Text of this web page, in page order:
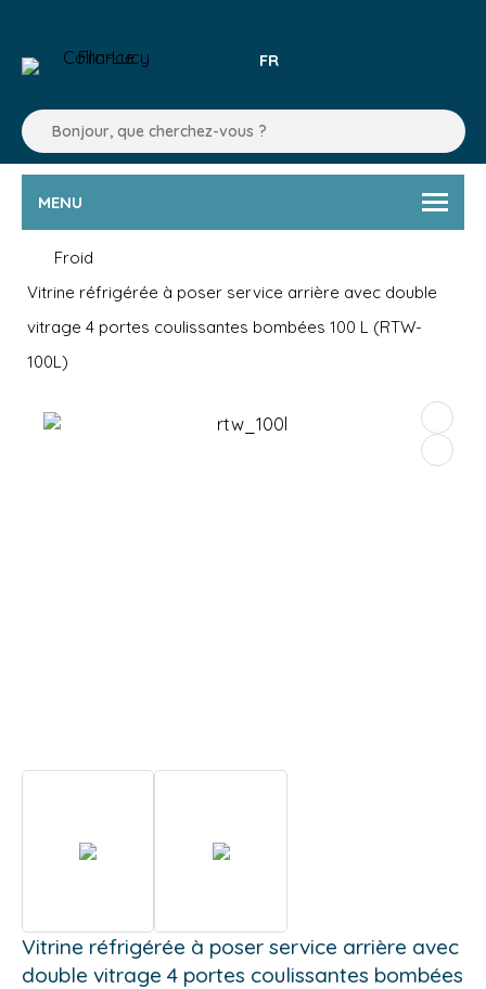
FR
MENU
Froid
Vitrine réfrigérée à poser service arrière avec double
vitrage 4 portes coulissantes bombées 100 L (RTW-
100L)
Vitrine réfrigérée à poser service arrière avec
double vitrage 4 portes coulissantes bombées